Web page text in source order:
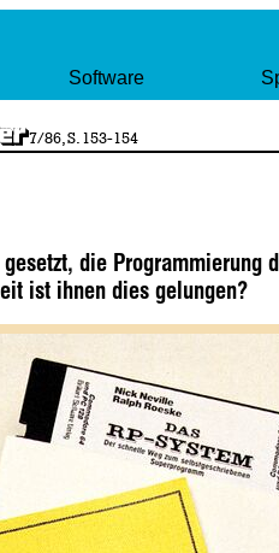
Software
7/86, S. 153-154
die
ist ihnen dies gelungen?